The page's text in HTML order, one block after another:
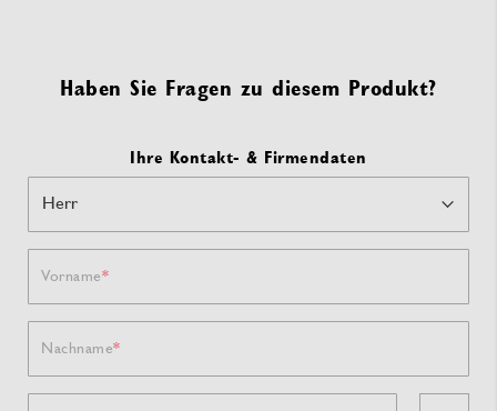
Haben Sie Fragen zu diesem Produkt?
Ihre Kontakt- & Firmendaten
Vorname
Nachname